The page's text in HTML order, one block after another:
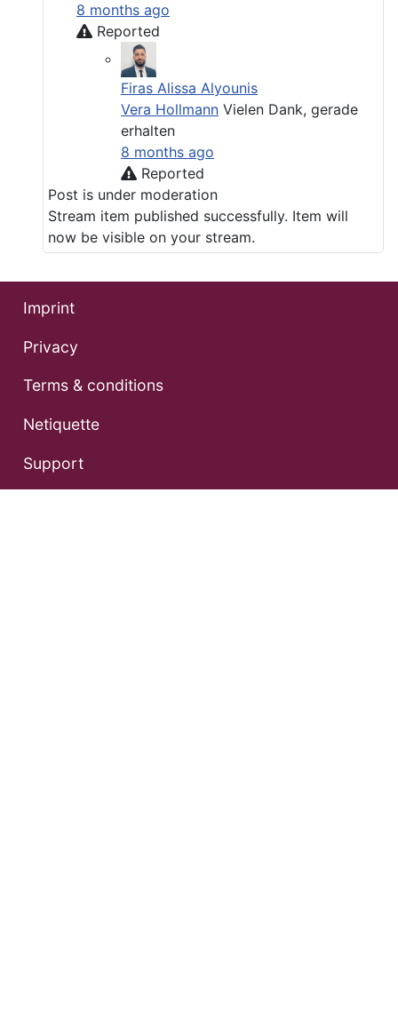
8 months ago
Reported
Firas Alissa Alyounis
Vera Hollmann Vielen Dank, gerade
erhalten
8 months ago
Reported
Post is under moderation
Stream item published successfully. Item will
now be visible on your stream.
Imprint
Privacy
Terms & conditions
Netiquette
Support